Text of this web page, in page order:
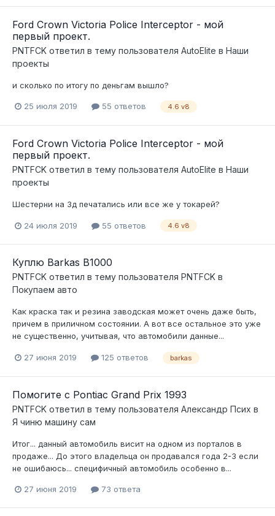
Ford Crown Victoria Police Interceptor - мой
первый проект.
PNTFCK ответил в тему пользователя AutoElite в Наши
проекты
и сколько по итогу по деньгам вышло?
25 июля 2019 55 ответов 4.6 v8
Ford Crown Victoria Police Interceptor - мой
первый проект.
PNTFCK ответил в тему пользователя AutoElite в Наши
проекты
Шестерни на 3д печатались или все же у токарей?
24 июля 2019 55 ответов 4.6 v8
Куплю Barkas B1000
PNTFCK ответил в тему пользователя PNTFCK в
Покупаем авто
Как краска так и резина заводская может очень даже быть,
причем в приличном состоянии. А вот все остальное это уже
не существенно, учитывая, что автомобили данные...
27 июня 2019 125 ответов barkas
Помогите с Pontiac Grand Prix 1993
PNTFCK ответил в тему пользователя Александр Псих в
Я чиню машину сам
Итог... данный автомобиль висит на одном из порталов в
продаже... До этого владельца он продавался года 2-3 если
не ошибаюсь... специфичный автомобиль особенно в...
27 июня 2019 73 ответа